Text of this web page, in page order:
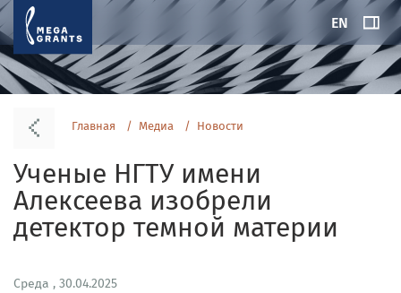
EN
Главная Медиа Новости
Ученые НГТУ имени
Алексеева изобрели
детектор темной материи
Среда , 30.04.2025